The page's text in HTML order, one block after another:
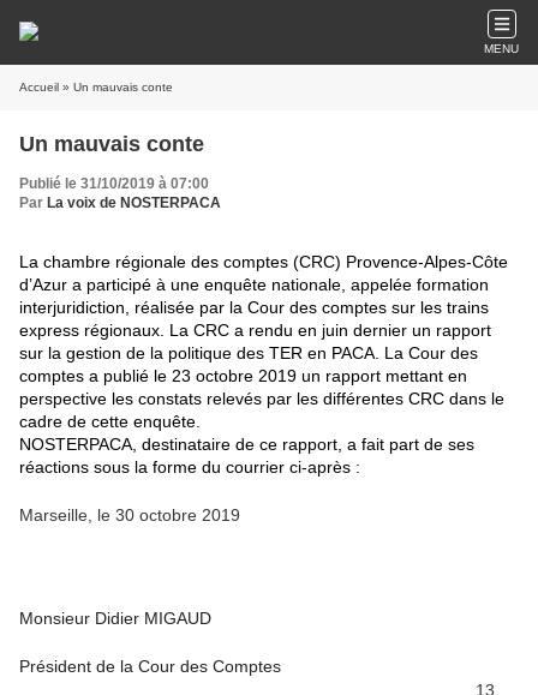
MENU
Accueil » Un mauvais conte
Un mauvais conte
Publié le 31/10/2019 à 07:00
Par La voix de NOSTERPACA
La chambre régionale des comptes (CRC) Provence-Alpes-Côte
d’Azur a participé à une enquête nationale, appelée formation
interjuridiction, réalisée par la Cour des comptes sur les trains
express régionaux. La CRC a rendu en juin dernier un rapport
sur la gestion de la politique des TER en PACA. La Cour des
comptes a publié le 23 octobre 2019 un rapport mettant en
perspective les constats relevés par les différentes CRC dans le
cadre de cette enquête.
NOSTERPACA, destinataire de ce rapport, a fait part de ses
réactions sous la forme du courrier ci-après :
Marseille, le 30 octobre 2019
Monsieur Didier MIGAUD
Président de la Cour des Comptes
13,